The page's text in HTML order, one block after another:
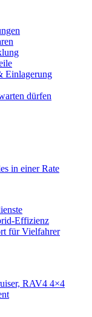
Einlagerung
dürfen
in einer Rate
Effizienz
für Vielfahrer
RAV4 4×4